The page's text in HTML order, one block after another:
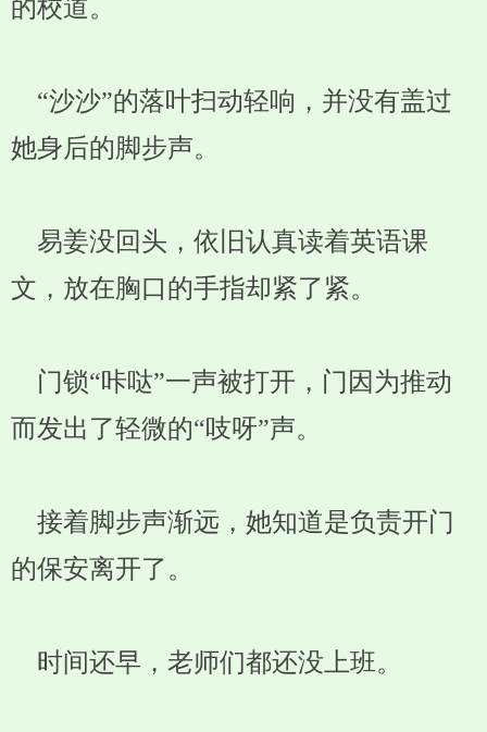
的校道。
“沙沙”的落叶扫动轻响，并没有盖过
她身后的脚步声。
易姜没回头，依旧认真读着英语课
文，放在胸口的手指却紧了紧。
门锁“咔哒”一声被打开，门因为推动
而发出了轻微的“吱呀”声。
接着脚步声渐远，她知道是负责开门
的保安离开了。
时间还早，老师们都还没上班。